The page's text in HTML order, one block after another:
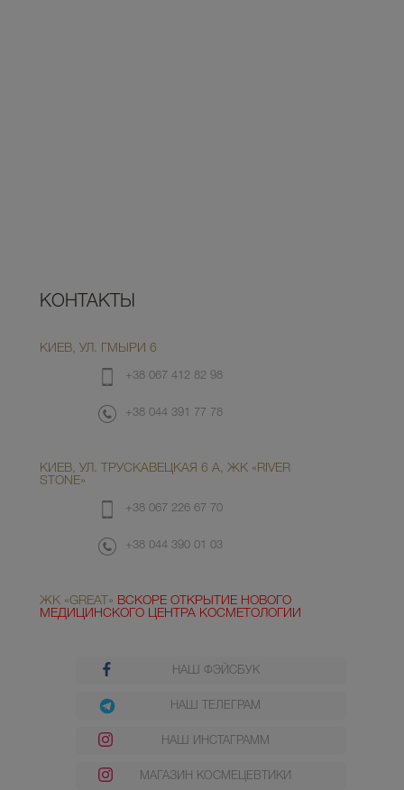
КОНТАКТЫ
КИЕВ, УЛ. ГМЫРИ 6
+38 067 412 82 98
+38 044 391 77 78
КИЕВ, УЛ. ТРУСКАВЕЦКАЯ 6 А, ЖК «RIVER
STONE»
+38 067 226 67 70
+38 044 390 01 03
ЖК «GREAT» ВСКОРЕ ОТКРЫТИЕ НОВОГО
МЕДИЦИНСКОГО ЦЕНТРА КОСМЕТОЛОГИИ
НАШ ФЭЙСБУК
НАШ ТЕЛЕГРАМ
НАШ ИНСТАГРАММ
МАГАЗИН КОСМЕЦЕВТИКИ